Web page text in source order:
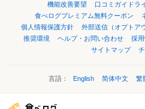
機能改善要望
口コミガイドラ
食べログプレミアム無料クーポン
個人情報保護方針
外部送信（オプトア
推奨環境
ヘルプ・お問い合わせ 採
サイトマップ
言語： English 简体中文 繁